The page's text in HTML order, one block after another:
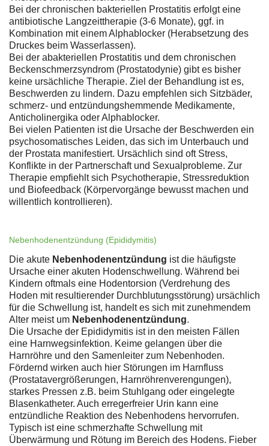
Bei der chronischen bakteriellen Prostatitis erfolgt eine
antibiotische Langzeittherapie (3-6 Monate), ggf. in
Kombination mit einem Alphablocker (Herabsetzung des
Druckes beim Wasserlassen).
Bei der abakteriellen Prostatitis und dem chronischen
Beckenschmerzsyndrom (Prostatodynie) gibt es bisher
keine ursächliche Therapie. Ziel der Behandlung ist es,
Beschwerden zu lindern. Dazu empfehlen sich Sitzbäder,
schmerz- und entzündungshemmende Medikamente,
Anticholinergika oder Alphablocker.
Bei vielen Patienten ist die Ursache der Beschwerden ein
psychosomatisches Leiden, das sich im Unterbauch und
der Prostata manifestiert. Ursächlich sind oft Stress,
Konflikte in der Partnerschaft und Sexualprobleme. Zur
Therapie empfiehlt sich Psychotherapie, Stressreduktion
und Biofeedback (Körpervorgänge bewusst machen und
willentlich kontrollieren).
Nebenhodenentzündung (Epididymitis)
Die akute Nebenhodenentzündung ist die häufigste
Ursache einer akuten Hodenschwellung. Während bei
Kindern oftmals eine Hodentorsion (Verdrehung des
Hoden mit resultierender Durchblutungsstörung) ursächlich
für die Schwellung ist, handelt es sich mit zunehmendem
Alter meist um Nebenhodenentzündung.
Die Ursache der Epididymitis ist in den meisten Fällen
eine Harnwegsinfektion. Keime gelangen über die
Harnröhre und den Samenleiter zum Nebenhoden.
Fördernd wirken auch hier Störungen im Harnfluss
(Prostatavergrößerungen, Harnröhrenverengungen),
starkes Pressen z.B. beim Stuhlgang oder eingelegte
Blasenkatheter. Auch erregerfreier Urin kann eine
entzündliche Reaktion des Nebenhodens hervorrufen.
Typisch ist eine schmerzhafte Schwellung mit
Überwärmung und Rötung im Bereich des Hodens. Fieber